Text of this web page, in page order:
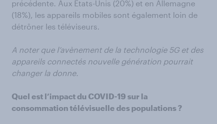
précédente. Aux Etats-Unis (20%) et en Allemagne
(18%), les appareils mobiles sont également loin de
détrôner les téléviseurs.
A noter que l’avènement de la technologie 5G et des
appareils connectés nouvelle génération pourrait
changer la donne.
Quel est l’impact du COVID-19 sur la
consommation télévisuelle des populations ?